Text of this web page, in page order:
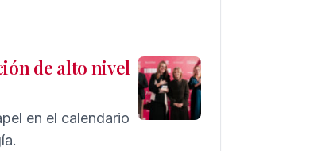
de alto nivel
en el calendario